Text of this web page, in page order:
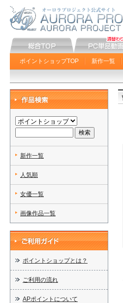
ポイントショップTOP 新作一覧
新作一覧
人気順
女優一覧
画像作品一覧
ポイントショップとは？
ご利用の流れ
APポイントについて